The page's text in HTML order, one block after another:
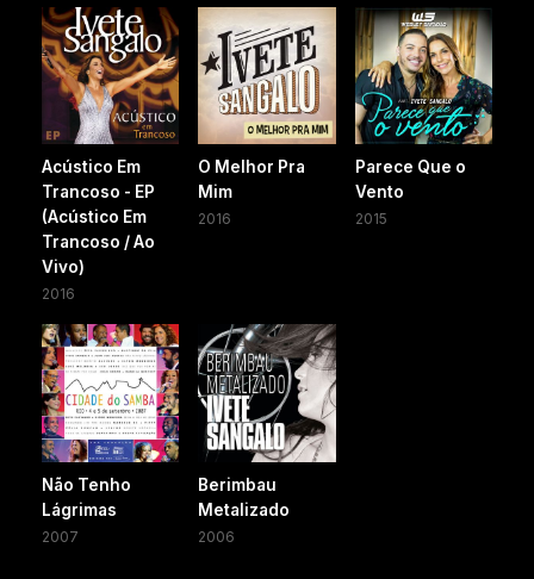
Acústico Em
Trancoso - EP
(Acústico Em
Trancoso / Ao
Vivo)
2016
O Melhor Pra
Mim
2016
Parece Que o
Vento
2015
Não Tenho
Lágrimas
2007
Berimbau
Metalizado
2006